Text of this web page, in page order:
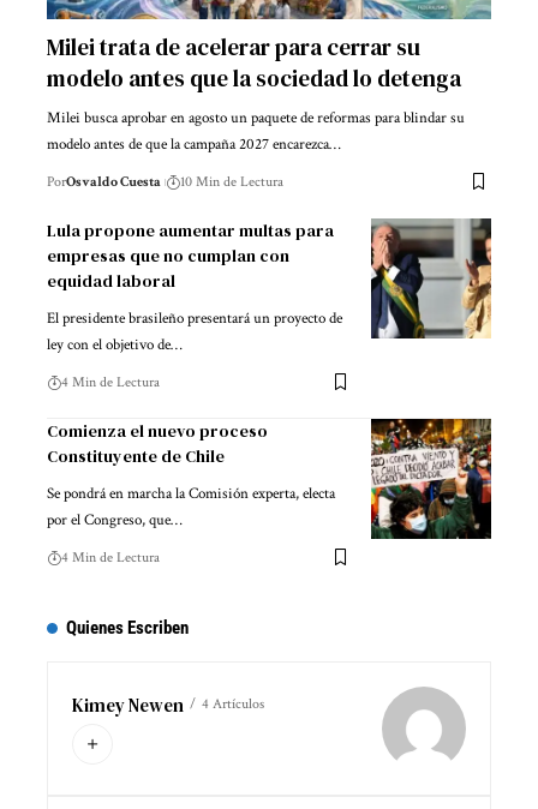
Milei trata de acelerar para cerrar su
modelo antes que la sociedad lo detenga
Milei busca aprobar en agosto un paquete de reformas para blindar su
modelo antes de que la campaña 2027 encarezca…
PorOsvaldo Cuesta 10 Min de Lectura
Lula propone aumentar multas para
empresas que no cumplan con
equidad laboral
El presidente brasileño presentará un proyecto de
ley con el objetivo de…
4 Min de Lectura
Comienza el nuevo proceso
Constituyente de Chile
Se pondrá en marcha la Comisión experta, electa
por el Congreso, que…
4 Min de Lectura
Quienes Escriben
Kimey Newen 4 Artículos